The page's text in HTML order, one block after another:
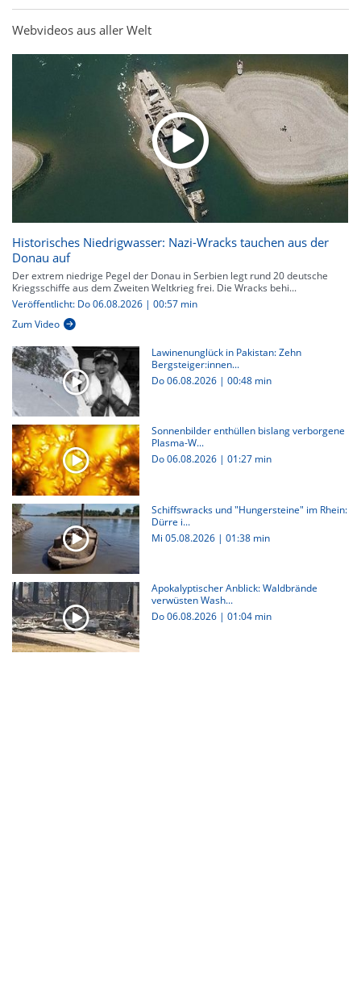
Webvideos aus aller Welt
Historisches Niedrigwasser: Nazi-Wracks tauchen aus der
Donau auf
Der extrem niedrige Pegel der Donau in Serbien legt rund 20 deutsche
Kriegsschiffe aus dem Zweiten Weltkrieg frei. Die Wracks behi...
Veröffentlicht: Do 06.08.2026 | 00:57 min
Zum Video
Lawinenunglück in Pakistan: Zehn
Bergsteiger:innen...
Do 06.08.2026 | 00:48 min
Sonnenbilder enthüllen bislang verborgene
Plasma-W...
Do 06.08.2026 | 01:27 min
Schiffswracks und "Hungersteine" im Rhein:
Dürre i...
Mi 05.08.2026 | 01:38 min
Apokalyptischer Anblick: Waldbrände
verwüsten Wash...
Do 06.08.2026 | 01:04 min